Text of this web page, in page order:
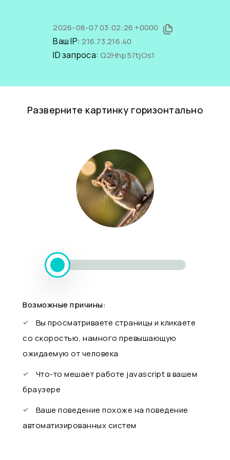
2026-08-07 03:02:26 +0000
Ваш IP:216.73.216.40
ID запроса:Q2Hhp57tjOs1
Разверните картинку горизонтально
Возможные причины:
Вы просматриваете страницы и кликаете
со скоростью, намного превышающую
ожидаемую от человека
Что-то мешает работе javascript в вашем
браузере
Ваше поведение похоже на поведение
автоматизированных систем